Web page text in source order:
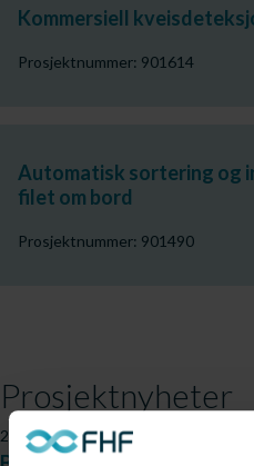
Kommersiell
Prosjektnummer: 901614
Automatisk sortering og
filet om bord
Prosjektnummer: 901490
Prosjektnyheter
24.11.2020